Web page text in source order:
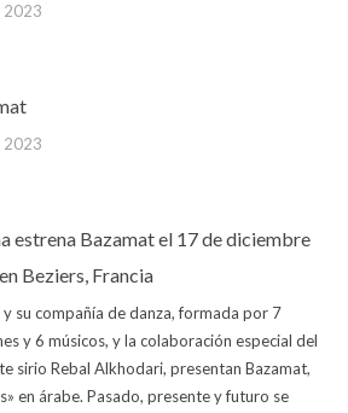
2023
2023
estrena Bazamat el 17 de diciembre
Beziers, Francia
y su compañía de danza, formada por 7
y 6 músicos, y la colaboración especial del
sirio Rebal Alkhodari, presentan Bazamat,
en árabe. Pasado, presente y futuro se